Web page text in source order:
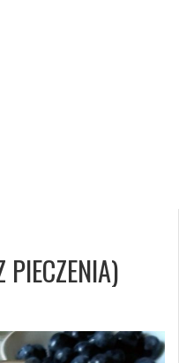
PIECZENIA)